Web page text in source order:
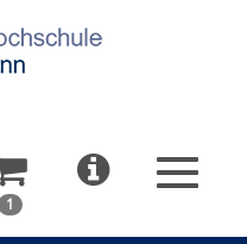
1 In